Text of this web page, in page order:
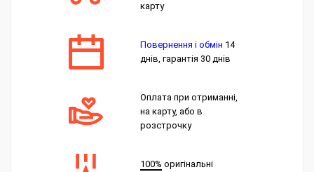
карту
Повернення і обмін 14
днів, гарантія 30 днів
Оплата при отриманні,
на карту, або в
розстрочку
100% оригінальні